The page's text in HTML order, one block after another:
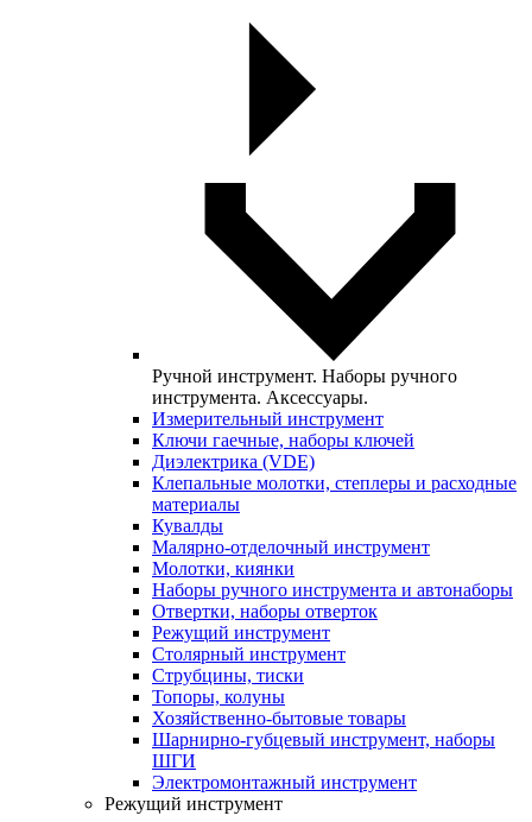
Ручной инструмент. Наборы ручного
инструмента. Аксессуары.
Измерительный инструмент
Ключи гаечные, наборы ключей
Диэлектрика (VDE)
Клепальные молотки, степлеры и расходные
материалы
Кувалды
Малярно-отделочный инструмент
Молотки, киянки
Наборы ручного инструмента и автонаборы
Отвертки, наборы отверток
Режущий инструмент
Столярный инструмент
Струбцины, тиски
Топоры, колуны
Хозяйственно-бытовые товары
Шарнирно-губцевый инструмент, наборы
ШГИ
Электромонтажный инструмент
Режущий инструмент